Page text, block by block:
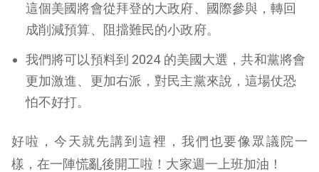
這個美國將會從拜登的大政府、國際參與，轉回
成削減預算、阻擋難民的小政府。
我們將可以預料到 2024 的美國大選，共和黨將會
更加激進、更加右派，對民主黨來說，這場仗恐
怕不好打。
好啦，今天就先講到這裡，我們也要像眾議院一
樣，在一陣慌亂後開工啦！大家週一上班加油！